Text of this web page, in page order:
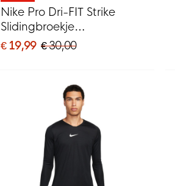
Nike Pro Dri-FIT Strike
Slidingbroekje
Donkerblauw
€ 19,99 € 30,00